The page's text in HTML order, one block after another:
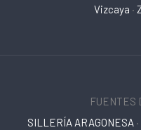
Vizcaya ·
FUENTES
SILLERÍA ARAGONESA ·